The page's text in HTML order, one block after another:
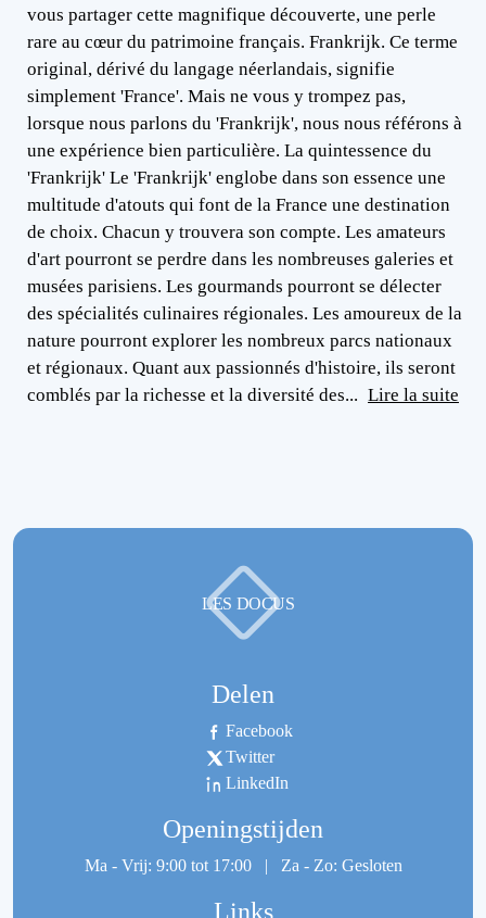
vous partager cette magnifique découverte, une perle
rare au cœur du patrimoine français. Frankrijk. Ce terme
original, dérivé du langage néerlandais, signifie
simplement 'France'. Mais ne vous y trompez pas,
lorsque nous parlons du 'Frankrijk', nous nous référons à
une expérience bien particulière. La quintessence du
'Frankrijk' Le 'Frankrijk' englobe dans son essence une
multitude d'atouts qui font de la France une destination
de choix. Chacun y trouvera son compte. Les amateurs
d'art pourront se perdre dans les nombreuses galeries et
musées parisiens. Les gourmands pourront se délecter
des spécialités culinaires régionales. Les amoureux de la
nature pourront explorer les nombreux parcs nationaux
et régionaux. Quant aux passionnés d'histoire, ils seront
comblés par la richesse et la diversité des... Lire la suite
LES DOCUS
Delen
Facebook
Twitter
LinkedIn
Openingstijden
Ma - Vrij: 9:00 tot 17:00 | Za - Zo: Gesloten
Links